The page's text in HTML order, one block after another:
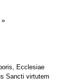
»
Ecclesiae
Sancti virtutem